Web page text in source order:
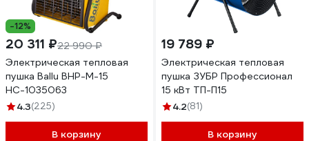
-12%
20 311 ₽22 990 ₽
Электрическая тепловая
пушка Ballu BHP-M-15
НС-1035063
4.3(225)
В корзину
19 789 ₽
Электрическая тепловая
пушка ЗУБР Профессионал
15 кВт ТП-П15
4.2(81)
В корзину